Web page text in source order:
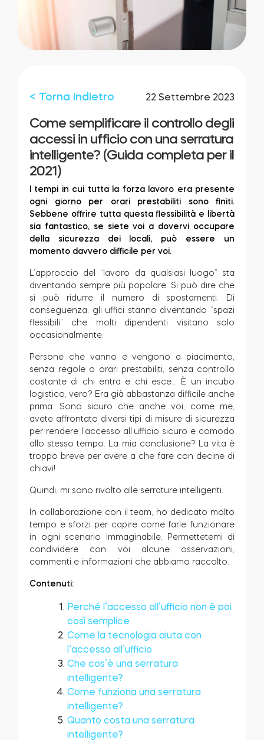
Integrazioni
Tedee PRO
Tedee Bridge
Door Sensor
Cilindri
Casa acces
Tedee Keypad PRO
Tedee Biometric Module
Modulo relè intelligente BleBox
Tedee Dry Contact
Tedee GO2
Acquista ora
LOCALIZZATORE DI NEGOZI
< Torna indietro 22 Settembre 2023
Come semplificare il controllo degli
accessi in ufficio con una serratura
intelligente? (Guida completa per il
2021)
I tempi in cui tutta la forza lavoro era presente
ogni giorno per orari prestabiliti sono finiti.
Sebbene offrire tutta questa flessibilità e libertà
sia fantastico, se siete voi a dovervi occupare
della sicurezza dei locali, può essere un
momento davvero difficile per voi.
L’approccio del “lavoro da qualsiasi luogo” sta
diventando sempre più popolare. Si può dire che
si può ridurre il numero di spostamenti. Di
conseguenza, gli uffici stanno diventando “spazi
flessibili” che molti dipendenti visitano solo
occasionalmente.
Persone che vanno e vengono a piacimento,
senza regole o orari prestabiliti, senza controllo
costante di chi entra e chi esce… È un incubo
logistico, vero? Era già abbastanza difficile anche
prima. Sono sicuro che anche voi, come me,
avete affrontato diversi tipi di misure di sicurezza
per rendere l’accesso all’ufficio sicuro e comodo
allo stesso tempo. La mia conclusione? La vita è
troppo breve per avere a che fare con decine di
chiavi!
Quindi, mi sono rivolto alle serrature intelligenti.
In collaborazione con il team, ho dedicato molto
tempo e sforzi per capire come farle funzionare
in ogni scenario immaginabile. Permettetemi di
condividere con voi alcune osservazioni,
commenti e informazioni che abbiamo raccolto.
Contenuti:
Perché l’accesso all’ufficio non è poi
così semplice
Come la tecnologia aiuta con
l’accesso all’ufficio
Che cos’è una serratura
intelligente?
Come funziona una serratura
intelligente?
Quanto costa una serratura
intelligente?